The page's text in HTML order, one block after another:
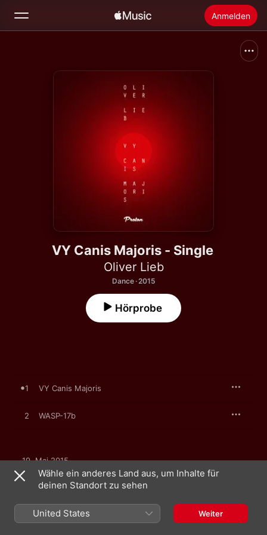
Anmelden
VY Canis Majoris - Single
Oliver Lieb
Dance · 2015
Hörprobe
1 VY Canis Majoris
2 WASP-17b
19. Mai 2015
2 Titel, 14 Minuten
℗ 2015 Proton Music
Wähle ein anderes Land aus, um Inhalte für
deinen Standort zu sehen
United States Weiter